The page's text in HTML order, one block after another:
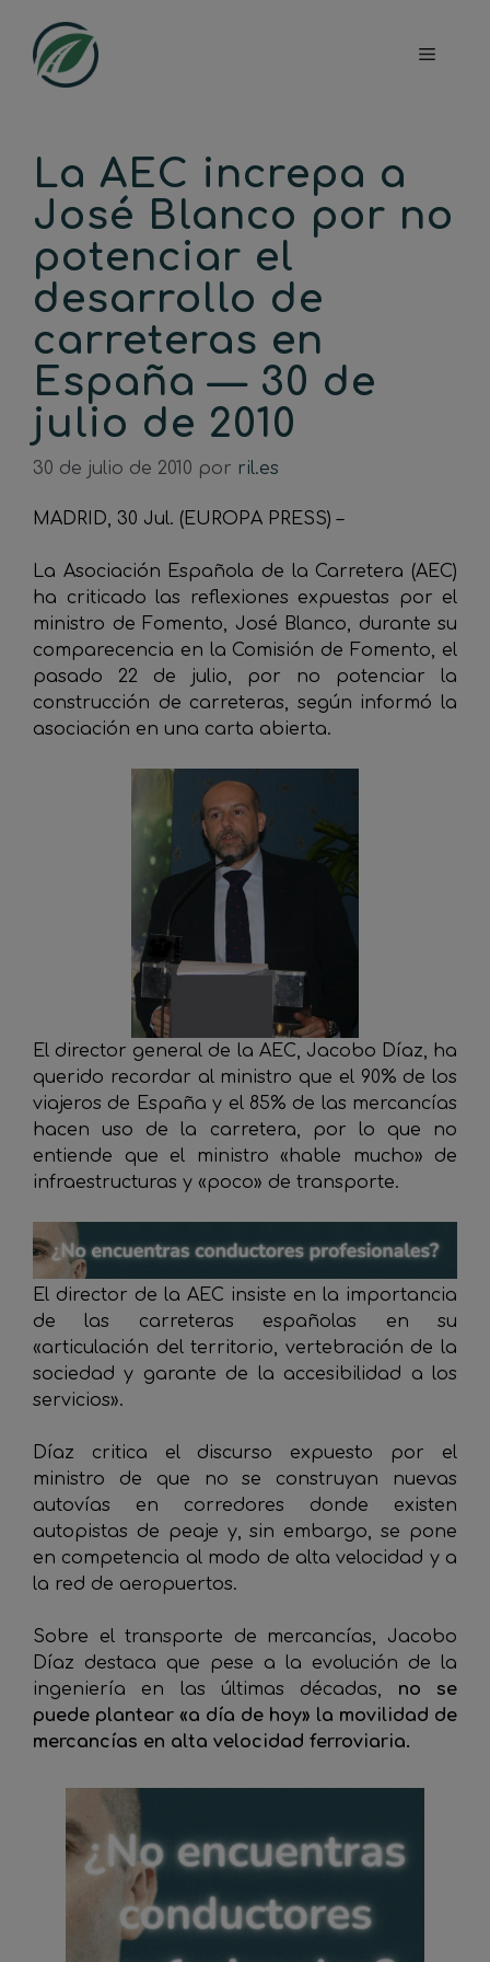
contenido
Menú
La AEC increpa a
José Blanco por no
potenciar el
desarrollo de
carreteras en
España — 30 de
julio de 2010
30 de julio de 2010 por ril.es
MADRID, 30 Jul. (EUROPA PRESS) –
La Asociación Española de la Carretera (AEC)
ha criticado las reflexiones expuestas por el
ministro de Fomento, José Blanco, durante su
comparecencia en la Comisión de Fomento, el
pasado 22 de julio, por no potenciar la
construcción de carreteras, según informó la
asociación en una carta abierta.
El director general de la AEC, Jacobo Díaz, ha
querido recordar al ministro que el 90% de los
viajeros de España y el 85% de las mercancías
hacen uso de la carretera, por lo que no
entiende que el ministro «hable mucho» de
infraestructuras y «poco» de transporte.
El director de la AEC insiste en la importancia
de las carreteras españolas en su
«articulación del territorio, vertebración de la
sociedad y garante de la accesibilidad a los
servicios».
Díaz critica el discurso expuesto por el
ministro de que no se construyan nuevas
autovías en corredores donde existen
autopistas de peaje y, sin embargo, se pone
en competencia al modo de alta velocidad y a
la red de aeropuertos.
Sobre el transporte de mercancías, Jacobo
Díaz destaca que pese a la evolución de la
ingeniería en las últimas décadas, no se
puede plantear «a día de hoy» la movilidad de
mercancías en alta velocidad ferroviaria.